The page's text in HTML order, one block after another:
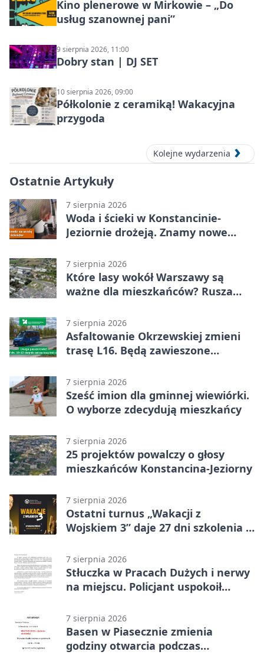
Kino plenerowe w Mirkowie – „Do
usług szanownej pani”
9 sierpnia 2026, 11:00
Dobry stan | DJ SET
10 sierpnia 2026, 09:00
Półkolonie z ceramiką! Wakacyjna
przygoda
Kolejne wydarzenia
Ostatnie Artykuły
7 sierpnia 2026
Woda i ścieki w Konstancinie-
Jeziornie drożeją. Znamy nowe
7 sierpnia 2026
Które lasy wokół Warszawy są
ważne dla mieszkańców? Rusza
7 sierpnia 2026
Asfaltowanie Okrzewskiej zmieni
trasę L16. Będą zawieszone
7 sierpnia 2026
Sześć imion dla gminnej wiewiórki.
O wyborze zdecydują mieszkańcy
7 sierpnia 2026
25 projektów powalczy o głosy
mieszkańców Konstancina-Jeziorny
7 sierpnia 2026
Ostatni turnus „Wakacji z
Wojskiem 3” daje 27 dni szkolenia i
7 sierpnia 2026
Stłuczka w Pracach Dużych i nerwy
na miejscu. Policjant uspokoił
7 sierpnia 2026
Basen w Piasecznie zmienia
godziny otwarcia podczas